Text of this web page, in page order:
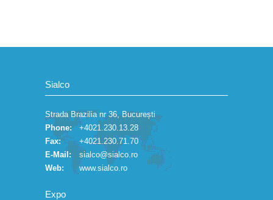
Sialco
Strada Brazilia nr 36, București
Phone: +4021.230.13.28
Fax:
+4021.230.71.70
E-Mail:
sialco@sialco.ro
Web:
www.sialco.ro
Expo